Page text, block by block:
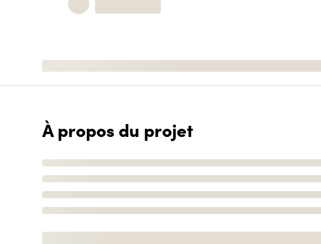
À propos du projet